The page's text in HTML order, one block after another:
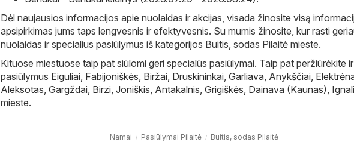
Dėl naujausios informacijos apie nuolaidas ir akcijas, visada žinosite visą
apsipirkimas jums taps lengvesnis ir efektyvesnis. Su mumis žinosite, kur rasti
nuolaidas ir specialius pasiūlymus iš kategorijos Buitis, sodas Pilaitė mieste.
Kituose miestuose taip pat siūlomi geri specialūs pasiūlymai. Taip pat peržiūrėkite ir
pasiūlymus Eiguliai Fabijoniškės Biržai Druskininkai Garliava Anykščiai
Aleksotas Gargždai Birzi Joniškis Antakalnis Grigiškės Dainava (Kaunas)
mieste.
Namai Pasiūlymai Pilaitė Buitis, sodas Pilaitė